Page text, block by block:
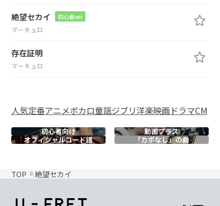
絶望セカイ 初心者ver
マーキュロ
存在証明
マーキュロ
人気定番アニメボカロ童謡ジブリ洋楽映画ドラマCM
初心者向け
動画プラス
オフィシャルコード譜 「カポなし」の曲
TOP 絶望セカイ